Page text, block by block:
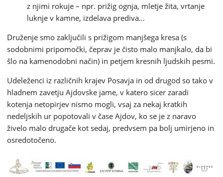
z njimi rokuje – npr. prižig ognja, mletje žita, vrtanje
luknje v kamne, izdelava prediva…
Druženje smo zaključili s prižigom manjšega kresa (s
sodobnimi pripomočki, čeprav je čisto malo manjkalo, da bi
šlo na kamenodobni način) in petjem kresnih ljudskih pesmi.
Udeleženci iz različnih krajev Posavja in od drugod so tako v
hladnem zavetju Ajdovske jame, v katero sicer zaradi
kotenja netopirjev nismo mogli, vsaj za nekaj kratkih
nedeljskih ur popotovali v čase Ajdov, ko se je z naravo
živelo malo drugače kot sedaj, predvsem pa bolj umirjeno in
osredotočeno.